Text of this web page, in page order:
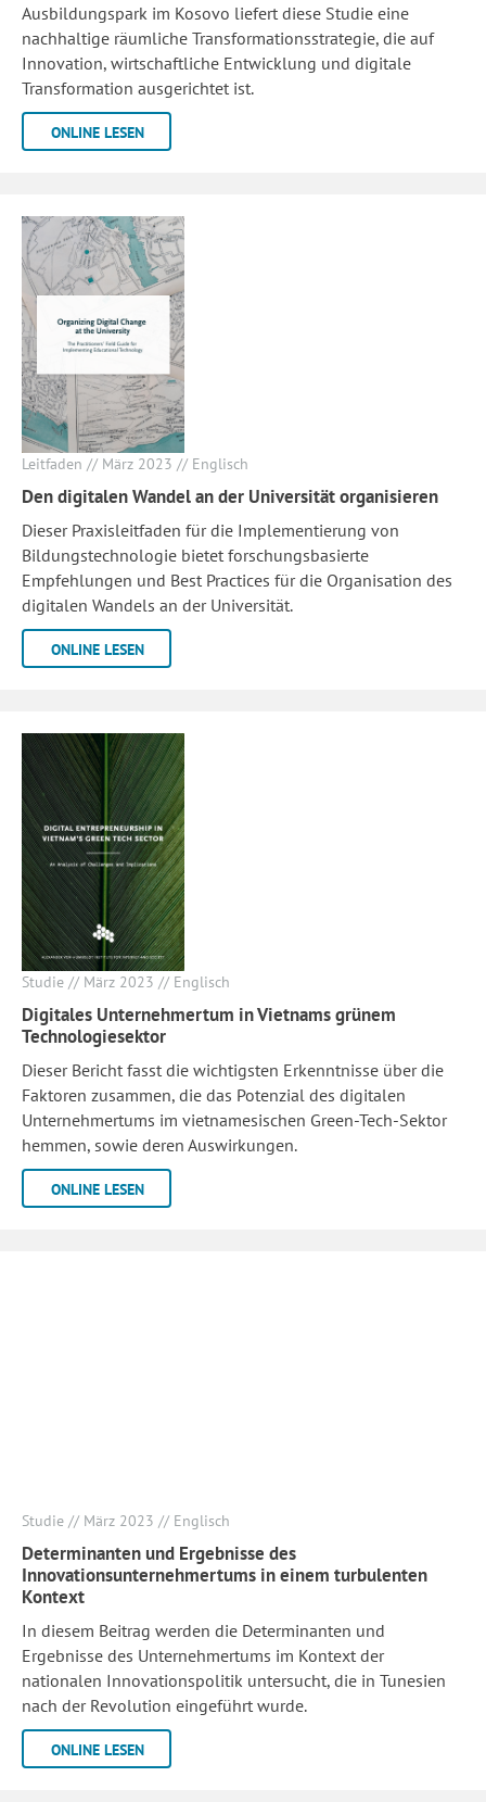
Ausbildungspark im Kosovo liefert diese Studie eine
nachhaltige räumliche Transformationsstrategie, die auf
Innovation, wirtschaftliche Entwicklung und digitale
Transformation ausgerichtet ist.
ONLINE LESEN
Leitfaden // März 2023 // Englisch
Den digitalen Wandel an der Universität organisieren
Dieser Praxisleitfaden für die Implementierung von
Bildungstechnologie bietet forschungsbasierte
Empfehlungen und Best Practices für die Organisation des
digitalen Wandels an der Universität.
ONLINE LESEN
Studie // März 2023 // Englisch
Digitales Unternehmertum in Vietnams grünem
Technologiesektor
Dieser Bericht fasst die wichtigsten Erkenntnisse über die
Faktoren zusammen, die das Potenzial des digitalen
Unternehmertums im vietnamesischen Green-Tech-Sektor
hemmen, sowie deren Auswirkungen.
ONLINE LESEN
Studie // März 2023 // Englisch
Determinanten und Ergebnisse des
Innovationsunternehmertums in einem turbulenten
Kontext
In diesem Beitrag werden die Determinanten und
Ergebnisse des Unternehmertums im Kontext der
nationalen Innovationspolitik untersucht, die in Tunesien
nach der Revolution eingeführt wurde.
ONLINE LESEN